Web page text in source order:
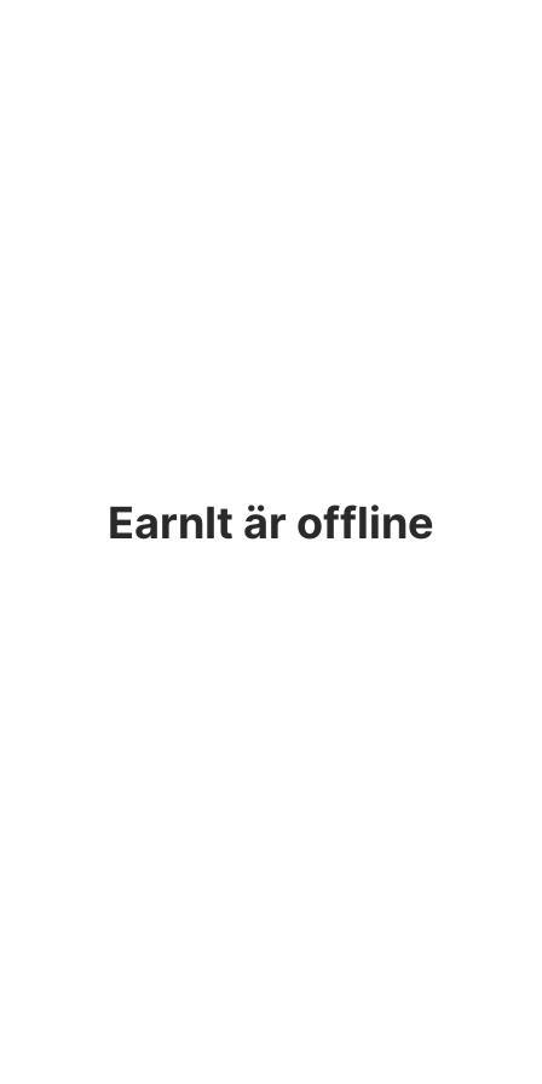
EarnIt är offline